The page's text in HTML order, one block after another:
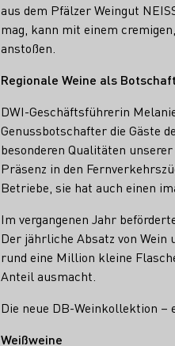
aus dem Pfälzer Weingut
mag, kann mit einem
anstoßen.
Regionale Weine als
DWI-Geschäftsführerin
Genussbotschafter die Gäste
besonderen Qualitäten
Präsenz in den
Betriebe, sie hat auch einen
Im vergangenen Jahr
Der jährliche Absatz von
rund eine Million kleine
Anteil ausmacht.
Die neue DB-Weinkollektion –
Weißweine